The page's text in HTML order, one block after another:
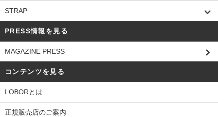
STRAP
PRESS情報を見る
MAGAZINE PRESS
コンテンツを見る
LOBORとは
正規販売店のご案内